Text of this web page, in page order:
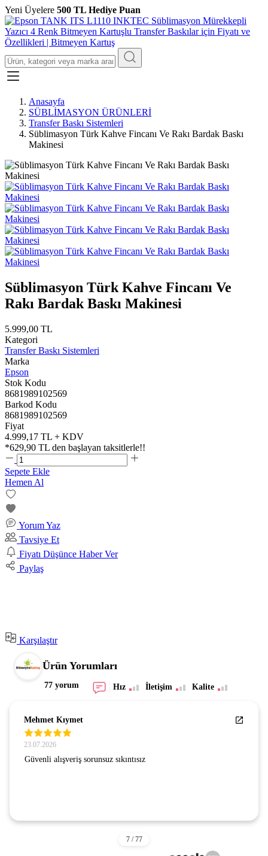
Yeni Üyelere 500 TL Hediye Puan
Anasayfa
SÜBLİMASYON ÜRÜNLERİ
Transfer Baskı Sistemleri
Süblimasyon Türk Kahve Fincanı Ve Rakı Bardak Baskı
Makinesi
Süblimasyon Türk Kahve Fincanı Ve
Rakı Bardak Baskı Makinesi
5.999,00 TL
Kategori
Transfer Baskı Sistemleri
Marka
Epson
Stok Kodu
8681989102569
Barkod Kodu
8681989102569
Fiyat
4.999,17 TL + KDV
*629,90 TL den başlayan taksitlerle!!
Sepete Ekle
Hemen Al
Yorum Yaz
Tavsiye Et
Fiyatı Düşünce Haber Ver
Paylaş
Karşılaştır
Ürün Yorumları
77 yorum Hız İletişim Kalite
Mehmet Kıymet
23.07.2026
Güvenli alışveriş sorunsuz sıkıntısız